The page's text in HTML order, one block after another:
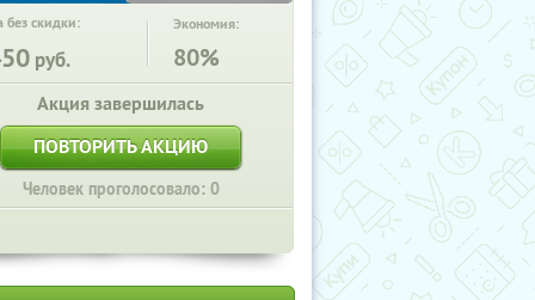
без скидки:
руб.
Экономия:
80%
Акция завершилась
ПОВТОРИТЬ АКЦИЮ
Человек проголосовало: 0